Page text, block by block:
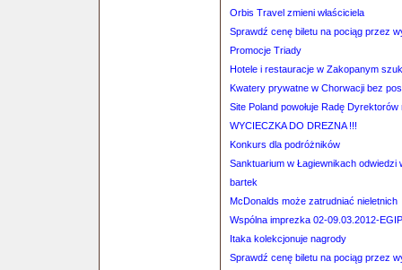
Orbis Travel zmieni właściciela
Sprawdź cenę biletu na pociąg przez
Promocje Triady
Hotele i restauracje w Zakopanym
Kwatery prywatne w Chorwacji bez
Site Poland powołuje Radę
WYCIECZKA DO DREZNA !!!
Konkurs dla podróżników
Sanktuarium w Łagiewnikach odwiedzi
bartek
McDonalds może zatrudniać nieletnich
Wspólna imprezka 02-09.03.2012-
Itaka kolekcjonuje nagrody
Sprawdź cenę biletu na pociąg przez